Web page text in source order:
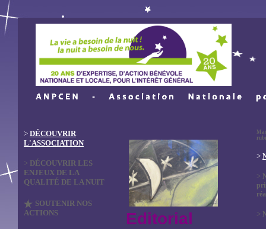
> DÉCOUVRIR
L'ASSOCIATION
> DÉCOUVRIR LES
ENJEUX DE LA
QUALITÉ DE LA NUIT
SOUTENIR NOS
ACTIONS
Editorial
>
>
>